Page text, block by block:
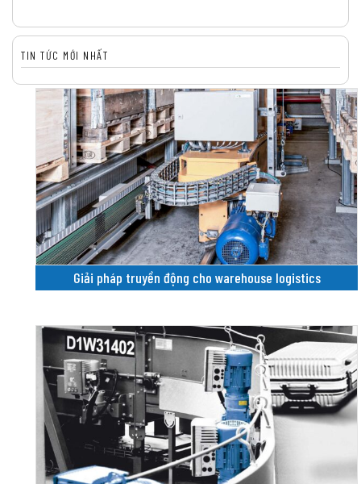
TIN TỨC MỚI NHẤT
Giải pháp truyền động cho warehouse logistics